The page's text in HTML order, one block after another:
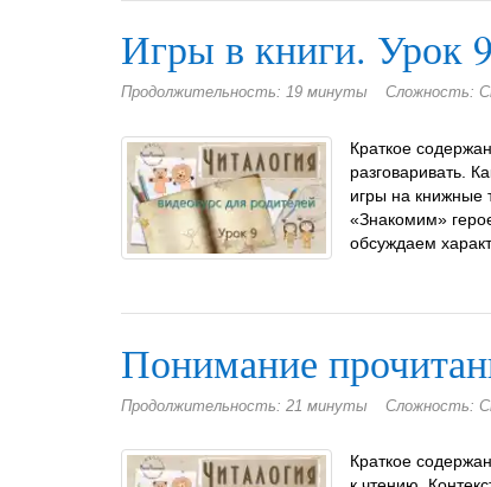
Игры в книги. Урок
Продолжительность: 19 минуты Сложность:
Краткое
разговаривать.
игры на книжные
«Знакомим»
обсуждаем
Понимание
Продолжительность: 21 минуты Сложность:
Краткое